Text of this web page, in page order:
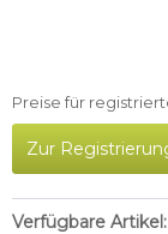
Preise für
Zur
Verfügbare Artikel: